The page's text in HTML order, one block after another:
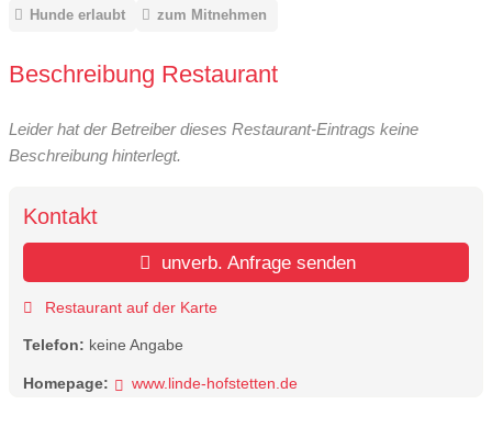
Hunde erlaubt
zum Mitnehmen
Beschreibung Restaurant
Leider hat der Betreiber dieses Restaurant-Eintrags keine
Beschreibung hinterlegt.
Kontakt
unverb. Anfrage senden
Restaurant auf der Karte
Telefon: keine Angabe
Homepage: www.linde-hofstetten.de